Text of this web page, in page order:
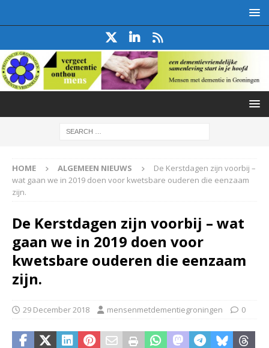
HOME ALGEMEEN NIEUWS
De Kerstdagen zijn voorbij –
wat gaan we in 2019 doen voor kwetsbare ouderen die eenzaam
zijn.
De Kerstdagen zijn voorbij – wat
gaan we in 2019 doen voor
kwetsbare ouderen die eenzaam
zijn.
29 December 2018 mensenmetdementiegroningen 0